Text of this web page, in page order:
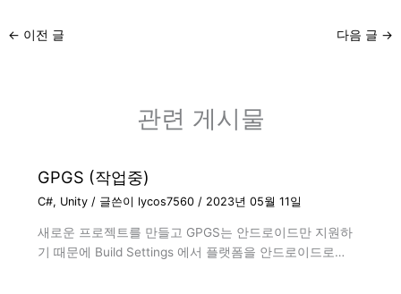
← 이전 글 다음 글 →
관련 게시물
GPGS (작업중)
C#, Unity/ 글쓴이 lycos7560 / 2023년 05월 11일
새로운 프로젝트를 만들고 GPGS는 안드로이드만 지원하
기 때문에 Build Settings 에서 플랫폼을 안드로이드로…